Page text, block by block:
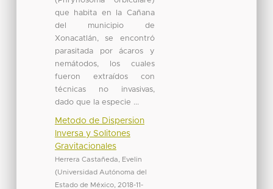
que habita en la Cañana
del municipio de
Xonacatlán, se encontró
parasitada por ácaros y
nemátodos, los cuales
fueron extraídos con
técnicas no invasivas,
dado que la especie ...
Metodo de Dispersion
Inversa y Solitones
Gravitacionales
Herrera Castañeda, Evelin
(Universidad Autónoma del
Estado de México, 2018-11-